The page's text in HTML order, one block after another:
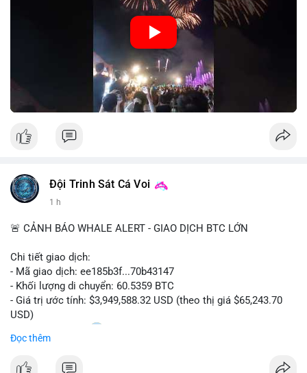
tiết kiệm hoặc đầu tư vào crypto nếu người tiêu dùng chuyển
🎥 Xem video trực tiếp tại:
Nguồn: Đồng Tâm
Đội Trinh Sát Cá Voi
1 h
🚨 CẢNH BÁO WHALE ALERT - GIAO DỊCH BTC LỚN
Chi tiết giao dịch:
- Mã giao dịch: ee185b3f...70b43147
- Khối lượng di chuyển: 60.5359 BTC
- Giá trị ước tính: $3,949,588.32 USD (theo thị giá $65,243.70
USD)
- Thời gian: 15:20
Nhận định phân tích:
Đọc thêm